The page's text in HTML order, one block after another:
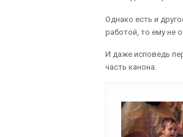
Однако есть и
работой, то ему не
И даже исповедь
часть канона.